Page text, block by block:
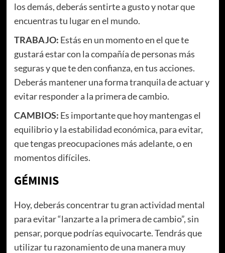
los demás, deberás sentirte a gusto y notar que
encuentras tu lugar en el mundo.
TRABAJO: Estás en un momento en el que te
gustará estar con la compañía de personas más
seguras y que te den confianza, en tus acciones.
Deberás mantener una forma tranquila de actuar y
evitar responder a la primera de cambio.
CAMBIOS: Es importante que hoy mantengas el
equilibrio y la estabilidad económica, para evitar,
que tengas preocupaciones más adelante, o en
momentos difíciles.
GÉMINIS
Hoy, deberás concentrar tu gran actividad mental
para evitar “lanzarte a la primera de cambio”, sin
pensar, porque podrías equivocarte. Tendrás que
utilizar tu razonamiento de una manera muy